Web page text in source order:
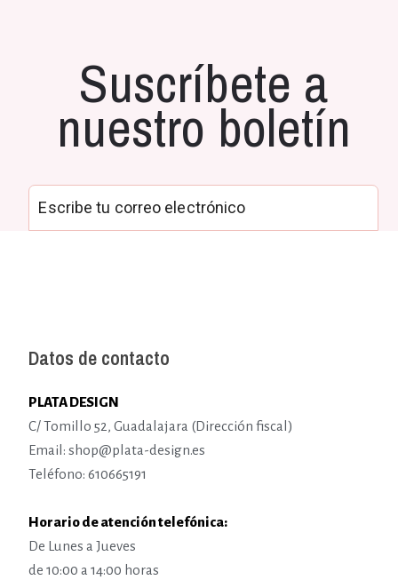
Suscríbete a
nuestro boletín
Datos de contacto
PLATA DESIGN
C/ Tomillo 52, Guadalajara (Dirección fiscal)
Email: shop@plata-design.es
Teléfono: 610665191
Horario de atención telefónica:
De Lunes a Jueves
de 10:00 a 14:00 horas